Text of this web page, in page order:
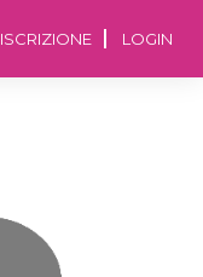
ISCRIZIONE LOGIN